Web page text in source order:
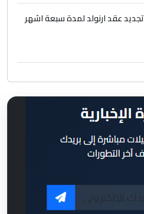
تجديد عقد ارنولد لمدة سبعة اشهر